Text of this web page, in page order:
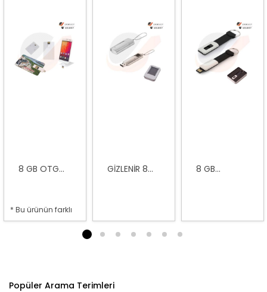
8 GB OTG...
* Bu ürünün farklı
GIZLENIR 8... 8 GB...
2 3 4 5 6 7
Popüler Arama Terimleri